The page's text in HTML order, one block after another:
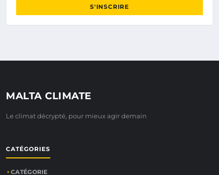
S'INSCRIRE
MALTA CLIMATE
Le climat décrypté, pour mieux agir demain
CATÉGORIES
CATÉGORIE